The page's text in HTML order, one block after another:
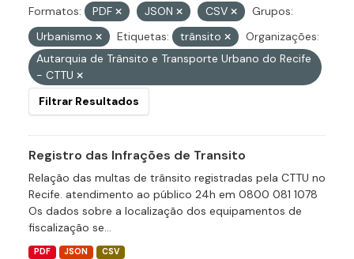
Formatos: PDF JSON CSV
Grupos:
Urbanismo
Etiquetas: trânsito
Organizações:
Autarquia de Trânsito e Transporte Urbano do Recife
- CTTU
Filtrar Resultados
Registro das Infrações de Transito
Relação das multas de trânsito registradas pela CTTU no
Recife. atendimento ao público 24h em 0800 081 1078
Os dados sobre a localização dos equipamentos de
fiscalização se...
PDF JSON CSV